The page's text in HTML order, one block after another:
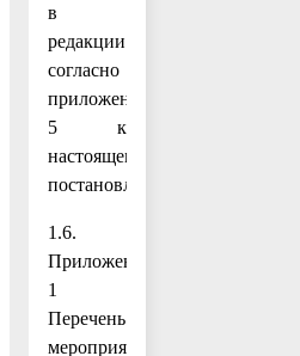
в
редакции
согласно
приложению
5 к
настоящему
постановлению;
1.6.
Приложение
1
Перечень
мероприятий